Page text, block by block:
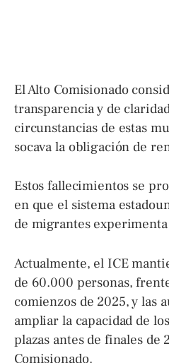
El Alto Comisionado
transparencia y de
circunstancias de estas
socava la obligación de
Estos fallecimientos se
en que el sistema
de migrantes
Actualmente, el ICE
de 60.000 personas,
comienzos de 2025, y las
ampliar la capacidad de
plazas antes de finales de
Comisionado.